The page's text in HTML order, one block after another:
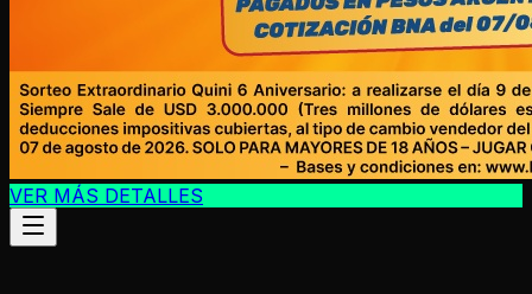
VER MÁS DETALLES